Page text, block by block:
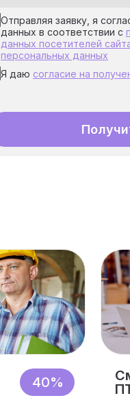
Отправляя заявку, я
данных в соответствии с
данных посетителей
персональных данных
Я даю согласие на
40%